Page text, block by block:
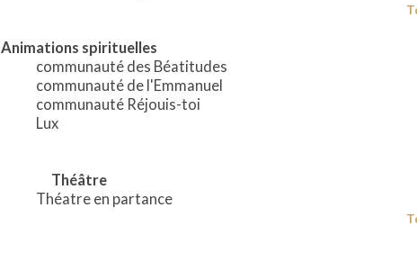
Animations spirituelles
communauté des Béatitudes
communauté de l'Emmanuel
communauté Réjouis-toi
Lux
Théâtre
Théatre en partance